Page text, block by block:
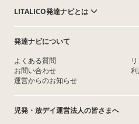
LITALICO発達ナビとは
発達ナビについて
よくある質問
お問い合わせ
運営からのお知らせ
児発・放デイ運営法人の皆さまへ